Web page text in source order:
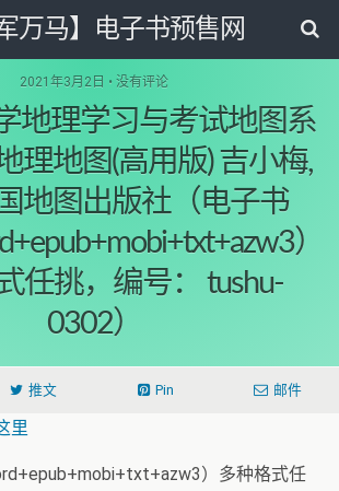
万马】电子书预售网
2021年3月2日 • 没有评论
地理学习与考试地图系
理地图(高用版) 吉小梅,
地图出版社（电子书
）
任挑，编号： tushu-
0302）
推文 Pin 邮件
里
）多种格式任